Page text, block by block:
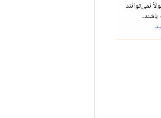
نمی‌توانند